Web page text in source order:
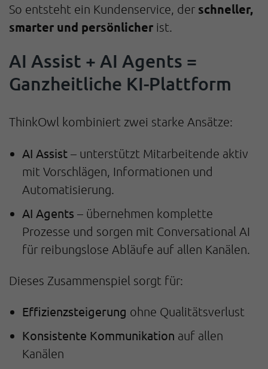
So entsteht ein Kundenservice, der schneller,
smarter und persönlicher ist.
AI Assist + AI Agents =
Ganzheitliche KI-Plattform
ThinkOwl kombiniert zwei starke Ansätze:
AI Assist – unterstützt Mitarbeitende aktiv
mit Vorschlägen, Informationen und
Automatisierung.
AI Agents – übernehmen komplette
Prozesse und sorgen mit Conversational AI
für reibungslose Abläufe auf allen Kanälen.
Dieses Zusammenspiel sorgt für:
Effizienzsteigerung ohne Qualitätsverlust
Konsistente Kommunikation auf allen
Kanälen